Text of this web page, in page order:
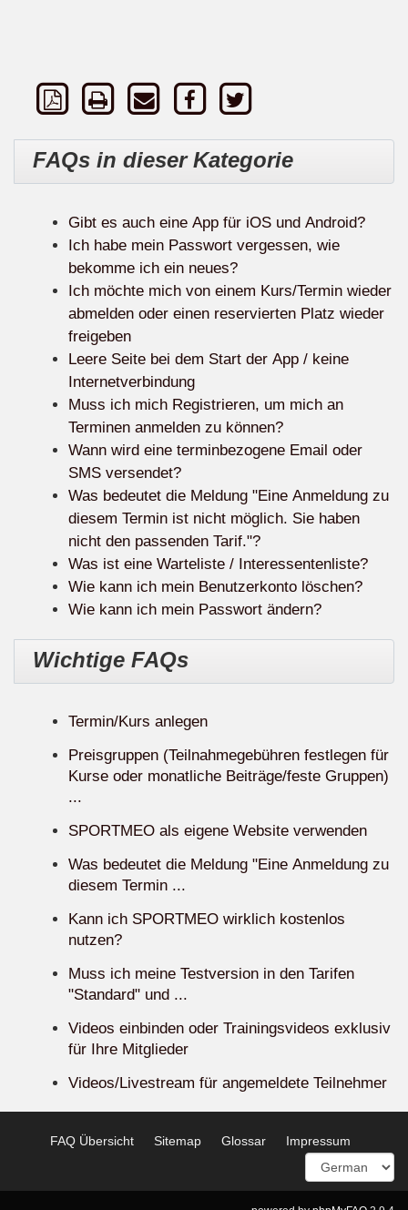
FAQs in dieser Kategorie
Gibt es auch eine App für iOS und Android?
Ich habe mein Passwort vergessen, wie
bekomme ich ein neues?
Ich möchte mich von einem Kurs/Termin wieder
abmelden oder einen reservierten Platz wieder
freigeben
Leere Seite bei dem Start der App / keine
Internetverbindung
Muss ich mich Registrieren, um mich an
Terminen anmelden zu können?
Wann wird eine terminbezogene Email oder
SMS versendet?
Was bedeutet die Meldung "Eine Anmeldung zu
diesem Termin ist nicht möglich. Sie haben
nicht den passenden Tarif."?
Was ist eine Warteliste / Interessentenliste?
Wie kann ich mein Benutzerkonto löschen?
Wie kann ich mein Passwort ändern?
Wichtige FAQs
Termin/Kurs anlegen
Preisgruppen (Teilnahmegebühren festlegen für
Kurse oder monatliche Beiträge/feste Gruppen)
...
SPORTMEO als eigene Website verwenden
Was bedeutet die Meldung "Eine Anmeldung zu
diesem Termin ...
Kann ich SPORTMEO wirklich kostenlos
nutzen?
Muss ich meine Testversion in den Tarifen
"Standard" und ...
Videos einbinden oder Trainingsvideos exklusiv
für Ihre Mitglieder
Videos/Livestream für angemeldete Teilnehmer
FAQ Übersicht Sitemap Glossar Impressum